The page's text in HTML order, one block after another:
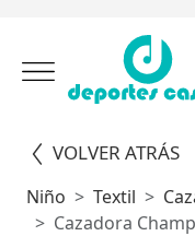
VOLVER ATRÁS
Niño Textil
Cazadora